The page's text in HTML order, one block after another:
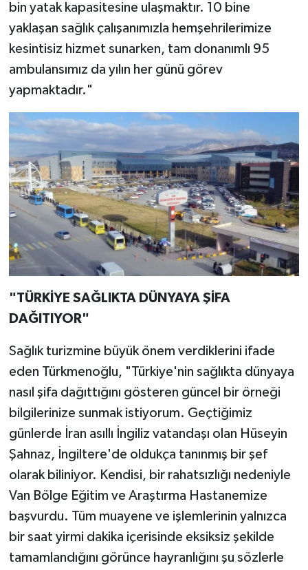
bin yatak kapasitesine ulaşmaktır. 10 bine
yaklaşan sağlık çalışanımızla hemşehrilerimize
kesintisiz hizmet sunarken, tam donanımlı 95
ambulansımız da yılın her günü görev
yapmaktadır."
"TÜRKİYE SAĞLIKTA DÜNYAYA ŞİFA
DAĞITIYOR"
Sağlık turizmine büyük önem verdiklerini ifade
eden Türkmenoğlu, "Türkiye'nin sağlıkta dünyaya
nasıl şifa dağıttığını gösteren güncel bir örneği
bilgilerinize sunmak istiyorum. Geçtiğimiz
günlerde İran asıllı İngiliz vatandaşı olan Hüseyin
Şahnaz, İngiltere'de oldukça tanınmış bir şef
olarak biliniyor. Kendisi, bir rahatsızlığı nedeniyle
Van Bölge Eğitim ve Araştırma Hastanemize
başvurdu. Tüm muayene ve işlemlerinin yalnızca
bir saat yirmi dakika içerisinde eksiksiz şekilde
tamamlandığını görünce hayranlığını şu sözlerle